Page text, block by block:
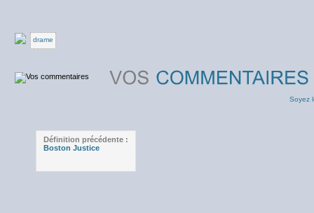
drame
Soyez
Définition précédente :
Boston Justice